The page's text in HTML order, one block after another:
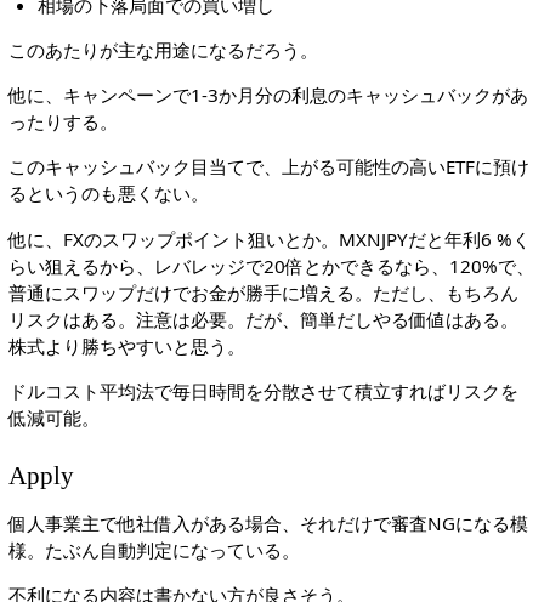
このあたりが主な用途になるだろう。
他に、キャンペーンで1-3か月分の利息のキャッシュバックがあ
ったりする。
このキャッシュバック目当てで、上がる可能性の高いETFに預け
るというのも悪くない。
他に、FXのスワップポイント狙いとか。MXNJPYだと年利6 %く
らい狙えるから、レバレッジで20倍とかできるなら、120%で、
普通にスワップだけでお金が勝手に増える。ただし、もちろん
リスクはある。注意は必要。だが、簡単だしやる価値はある。
株式より勝ちやすいと思う。
ドルコスト平均法で毎日時間を分散させて積立すればリスクを
低減可能。
Apply
個人事業主で他社借入がある場合、それだけで審査NGになる模
様。たぶん自動判定になっている。
不利になる内容は書かない方が良さそう。